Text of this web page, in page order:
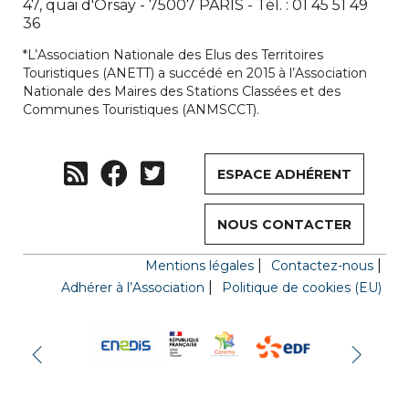
47, quai d'Orsay - 75007 PARIS - Tél. : 01 45 51 49
36
*L’Association Nationale des Elus des Territoires
Touristiques (ANETT) a succédé en 2015 à l’Association
Nationale des Maires des Stations Classées et des
Communes Touristiques (ANMSCCT).
ESPACE ADHÉRENT
NOUS CONTACTER
Mentions légales
Contactez-nous
Adhérer à l’Association
Politique de cookies (EU)